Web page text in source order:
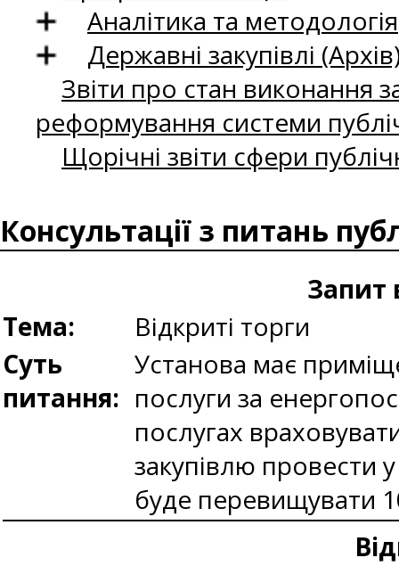
Аналітика та методологія
Державні закупівлі
Звіти про стан виконання
реформування системи
Щорічні звіти сфери
Консультації з питань
Запит
Тема:
Відкриті торги
Суть
питання:
Установа має
послуги за
послугах
закупівлю провести
буде перевищувати